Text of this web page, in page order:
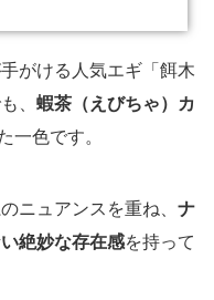
がける人気エギ「餌木
、 蝦茶（えびちゃ）カ
一色です。
ニュアンスを重ね、 ナ
絶妙な存在感を持って